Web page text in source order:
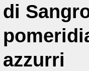
di
azzurri